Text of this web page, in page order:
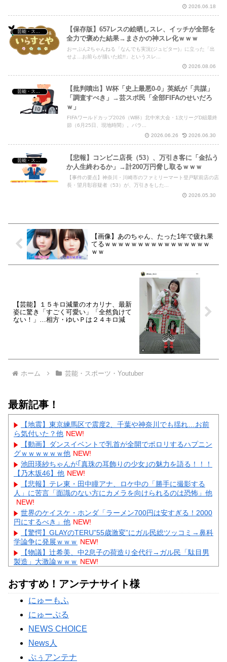
2026.06.18
【保存版】657レスの絵晒しスレ、イッチが全部を
全力で褒めた結果→まさかの神スレ化ｗｗｗ
おーぷん2ちゃんねる「なんでも実況(ジュピター)」に立った「出
せよ…お前らが描いた絵!!」というスレ...
2026.08.06
【批判噴出】W杯「史上最悪0-0」英紙が「共謀」
「調査すべき」→芸スポ民「全部FIFAのせいだろ
ｗ」
FIFAワールドカップ2026（W杯）北中米大会・1次リーグD組最終
節（6月25日、現地時間）。パラ...
2026.06.26
2026.06.30
【悲報】コンビニ店長（53）、万引き客に「金払う
か人生終わるか」→計200万円脅し取るｗｗｗ
【事件の要点】神奈川・川崎市のファミリーマート登戸駅前店の店
長・望月彰容疑者（53）が、万引きをした...
2026.05.30
【画像】あのちゃん、たった1年で疲れ果
てるｗｗｗｗｗｗｗｗｗｗｗｗｗｗｗｗ
ｗｗ
【芸能】１５キロ減量のオカリナ、最新
姿に驚き「すごく可愛い」「全然負けて
ない！」…相方・ゆいＰは２４キロ減
ホーム 芸能・スポーツ・Youtuber
最新記事！
【地震】東京練馬区で震度2、千葉や神奈川でも揺れ…お前
ら気付いた？他 NEW!
【動画】ダンスイベントで乳首が全開でポロリするハプニン
グｗｗｗｗｗｗ他 NEW!
池田瑛紗ちゃんが｢真珠の耳飾りの少女｣の魅力を語る！！！
【乃木坂46】他 NEW!
【悲報】テレ東・田中瞳アナ、ロケ中の「勝手に撮影する
人」に苦言「面識のない方にカメラを向けられるのは恐怖」他
NEW!
世界のケイスケ・ホンダ「ラーメン700円は安すぎる！2000
円にするべき」他 NEW!
【驚愕】GLAYのTERU”55歳激変”にガル民総ツッコミ→鼻科
学論争に発展ｗｗｗ NEW!
【物議】辻希美、中2息子の荷造り全代行→ガル民「駄目男
製造」大激論ｗｗｗ NEW!
まさかの退社理由にｗｗｗ
【物議】高木美帆、歯列矯正で”別人級”の変化→心ない声に
ガル民ブチギレ擁護ｗｗｗ
【悲報】彼氏の浮気に激怒→賃貸を椅子でフルボッコにした
女性にガル民総ツッコミｗｗｗ
Powered by livedoor 相互RSS
おすすめ！アンテナサイト様
にゅーもふ
にゅーぷる
NEWS CHOICE
News人
ぷぅアンテナ